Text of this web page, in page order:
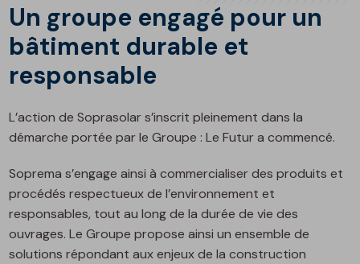
Un groupe engagé pour un
bâtiment durable et
responsable
L’action de Soprasolar s’inscrit pleinement dans la
démarche portée par le Groupe : Le Futur a commencé.
Soprema s’engage ainsi à commercialiser des produits et
procédés respectueux de l’environnement et
responsables, tout au long de la durée de vie des
ouvrages. Le Groupe propose ainsi un ensemble de
solutions répondant aux enjeux de la construction